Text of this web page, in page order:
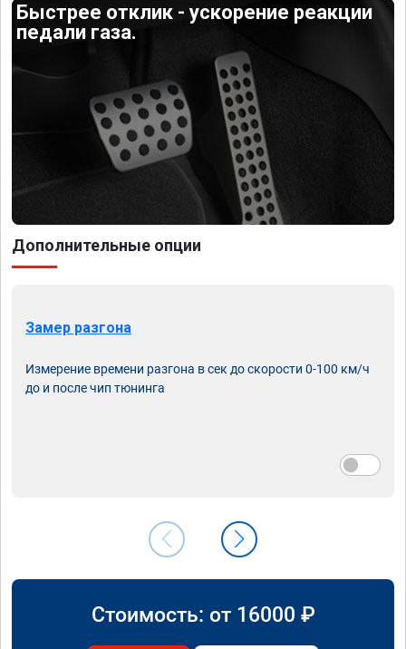
Быстрее отклик - ускорение реакции
педали газа.
Дополнительные опции
Замер разгона
Измерение времени разгона в сек до скорости 0-100 км/ч
до и после чип тюнинга
Стоимость: от 16000 ₽